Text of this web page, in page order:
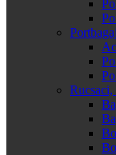
Rucsaci,